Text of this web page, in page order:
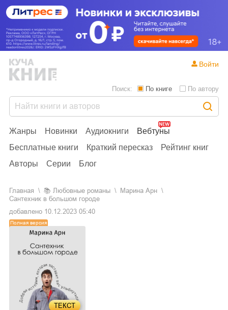
Жанры Новинки Аудиокниги
Вебтуны
Бесплатные книги
Краткий пересказ
Рейтинг книг
Авторы
Серии Блог
Поиск: По книге По автору
Войти
Главная 📚 любовные романы
Марина Арн
Сантехник в большом городе
добавлено 10.12.2023 05:40
ТЕКСТ
Полная версия